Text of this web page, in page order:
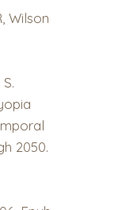
Wilson
2050.